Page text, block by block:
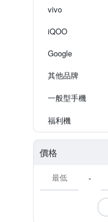
vivo
iQOO
Google
其他品牌
一般型手機
福利機
價格
-